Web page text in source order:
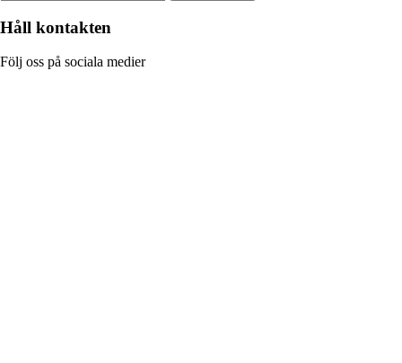
Håll kontakten
Följ oss på sociala medier